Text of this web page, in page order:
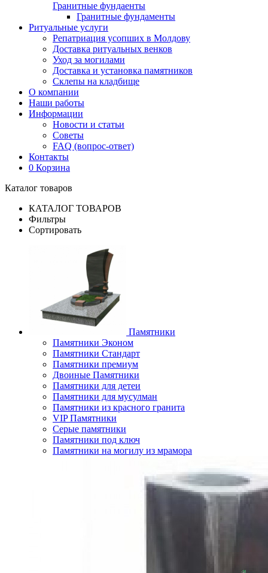
Гранитные фундаенты
Гранитные фундаменты
Ритуальные услуги
Репатриация усопших в Молдову
Доставка ритуальных венков
Уход за могилами
Доставка и установка памятников
Склепы на кладбище
О компании
Наши работы
Информации
Новости и статьи
Советы
FAQ (вопрос-ответ)
Контакты
0 Корзина
Каталог товаров
КАТАЛОГ ТОВАРОВ
Фильтры
Сортировать
Памятники
Памятники Эконом
Памятники Стандарт
Памятники премиум
Двоиные Памятники
Памятники для детеи
Памятники для мусулман
Памятники из красного гранита
VIP Памятники
Серые памятники
Памятники под ключ
Памятники на могилу из мрамора